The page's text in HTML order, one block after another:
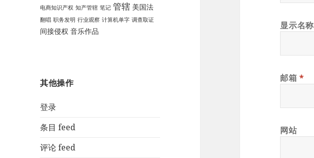
电商知识产权 知产管辖 笔记 管辖 美国法
翻唱 职务发明 行业观察 计算机单字 调查取证
间接侵权 音乐作品
其他操作
登录
条目 feed
评论 feed
显示名称
邮箱*
网站